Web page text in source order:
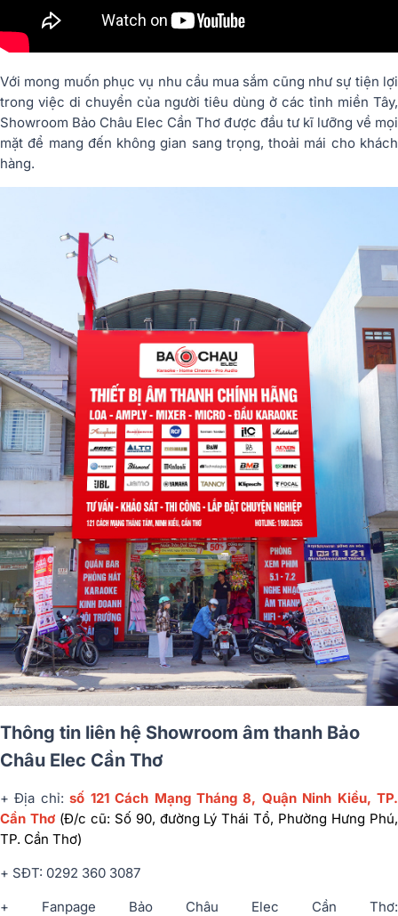
Với mong muốn phục vụ nhu cầu mua sắm cũng như sự tiện lợi
trong việc di chuyển của người tiêu dùng ở các tỉnh miền Tây,
Showroom Bảo Châu Elec Cần Thơ được đầu tư kĩ lưỡng về mọi
mặt để mang đến không gian sang trọng, thoải mái cho khách
hàng.
Thông tin liên hệ Showroom âm thanh Bảo
Châu Elec Cần Thơ
+ Địa chỉ:số 121 Cách Mạng Tháng 8, Quận Ninh Kiều, TP.
Cần Thơ (Đ/c cũ: Số 90, đường Lý Thái Tổ, Phường Hưng Phú,
TP. Cần Thơ)
+ SĐT: 0292 360 3087
+ Fanpage Bảo Châu Elec Cần Thơ: